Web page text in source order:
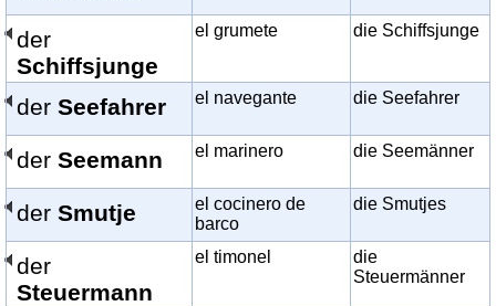
der
Schiffsjunge
el grumete die Schiffsjunge
der Seefahrer el navegante die Seefahrer
der Seemann el marinero die Seemänner
der Smutje
el cocinero de
barco
die Smutjes
der
Steuermann
el timonel
die
Steuermänner